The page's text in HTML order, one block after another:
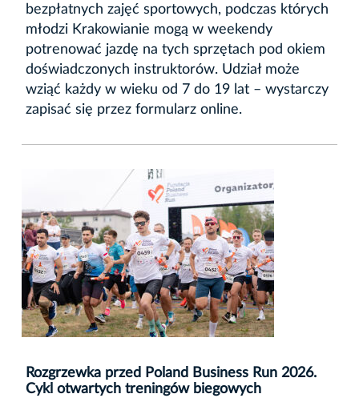
bezpłatnych zajęć sportowych, podczas których
młodzi Krakowianie mogą w weekendy
potrenować jazdę na tych sprzętach pod okiem
doświadczonych instruktorów. Udział może
wziąć każdy w wieku od 7 do 19 lat – wystarczy
zapisać się przez formularz online.
Rozgrzewka przed Poland Business Run 2026.
Cykl otwartych treningów biegowych